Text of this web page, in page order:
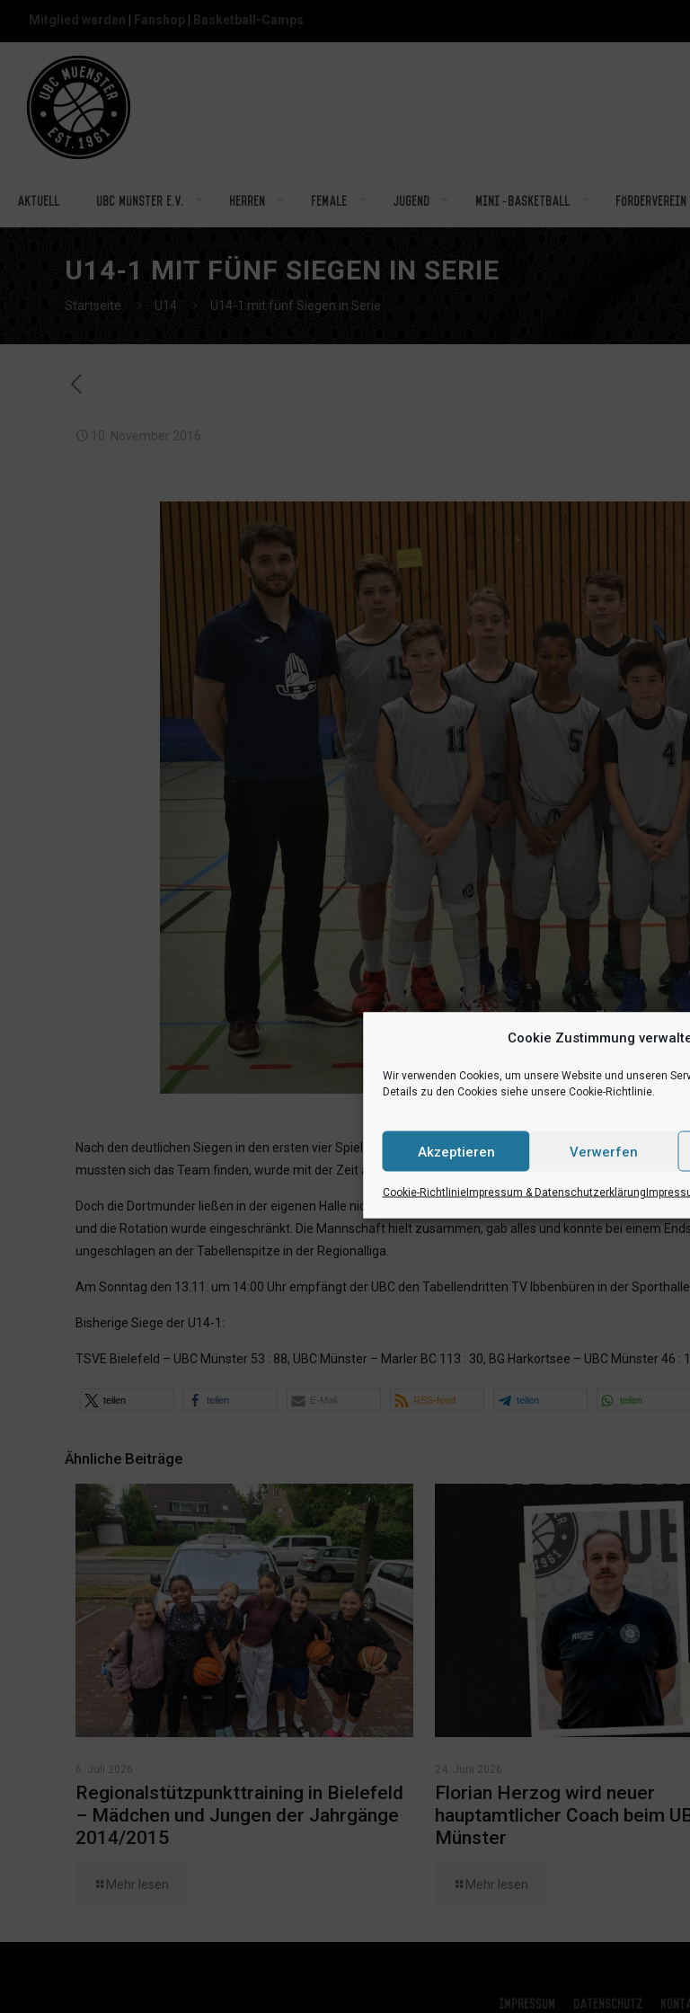
Cookie Zustimmung
Wir verwenden Cookies, um unsere Website und unseren
Details zu den Cookies siehe unsere Cookie-Richtlinie.
Akzeptieren Verwerfen
Cookie-RichtlinieImpressum & Datenschutzerklärung
Mitglied werden Fanshop Basketball-Camps
Aktuell UBC Münster e.V. Herren Female Jugend Mini-Basketball Förderverein
U14-1 MIT FÜNF SIEGEN IN SERIE
Startseite U14 U14-1 mit fünf Siegen in Serie
10. November 2016
Nach den deutlichen Siegen in den ersten vier Spielen waren die Jungs unter Trainer Andrej König gegen
mussten sich das Team finden, wurde mit der Zeit aber konstanter.
Doch die Dortmunder ließen in der eigenen Halle nicht nach und blieben immer dran. Durch die hohe
und die Rotation wurde eingeschränkt. Die Mannschaft hielt zusammen, gab alles und konnte bei einem
ungeschlagen an der Tabellenspitze in der Regionalliga.
Am Sonntag den 13.11. um 14:00 Uhr empfängt der UBC den Tabellendritten TV Ibbenbüren in der
Bisherige Siege der U14-1:
TSVE Bielefeld – UBC Münster 53 : 88, UBC Münster – Marler BC 113 : 30, BG Harkortsee – UBC Münster 46
teilen teilen E-Mail RSS-feed teilen teilen
Ähnliche Beiträge
6. Juli 2026
Regionalstützpunkttraining in Bielefeld
– Mädchen und Jungen der Jahrgänge
2014/2015
Mehr lesen
24. Juni 2026
Florian Herzog wird neuer
hauptamtlicher Coach beim
Münster
Mehr lesen
Impressum Datenschutz